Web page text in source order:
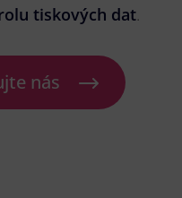
tiskových dat.
nás